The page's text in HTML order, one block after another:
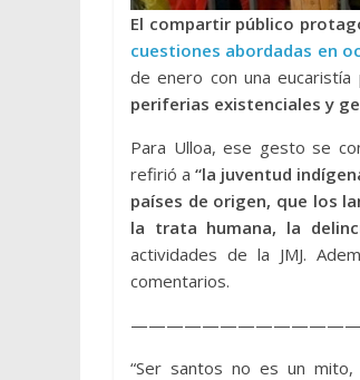
El compartir público
cuestiones abordadas en
de enero con una
periferias existenciales y
Para Ulloa, ese gesto se
refirió a “la juventud
países de origen, que los
la trata humana, la
actividades de la JMJ.
comentarios.
“Ser santos no es un mito,